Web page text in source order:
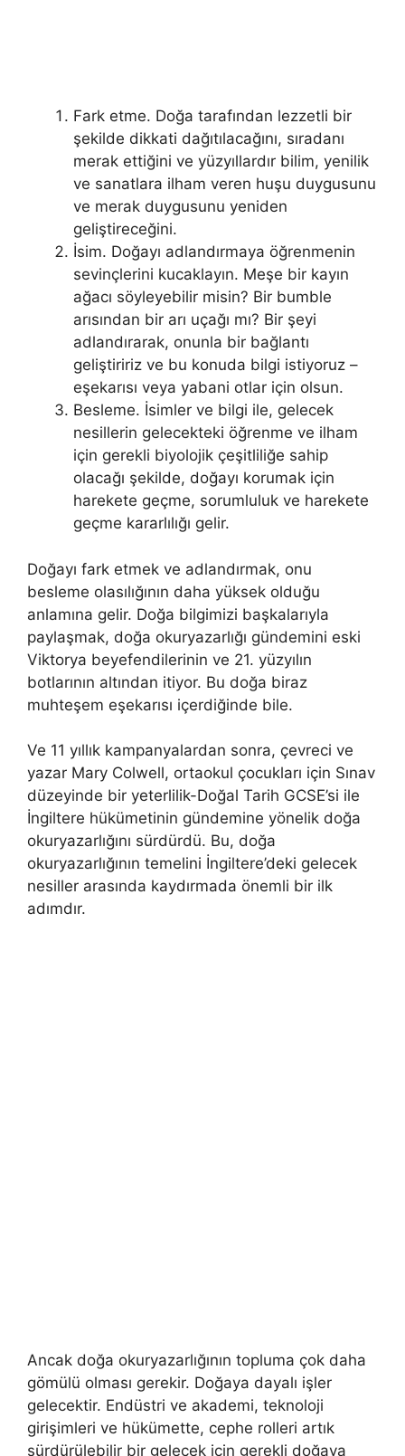
Fark etme. Doğa tarafından lezzetli bir
şekilde dikkati dağıtılacağını, sıradanı
merak ettiğini ve yüzyıllardır bilim, yenilik
ve sanatlara ilham veren huşu duygusunu
ve merak duygusunu yeniden
geliştireceğini.
İsim. Doğayı adlandırmaya öğrenmenin
sevinçlerini kucaklayın. Meşe bir kayın
ağacı söyleyebilir misin? Bir bumble
arısından bir arı uçağı mı? Bir şeyi
adlandırarak, onunla bir bağlantı
geliştiririz ve bu konuda bilgi istiyoruz –
eşekarısı veya yabani otlar için olsun.
Besleme. İsimler ve bilgi ile, gelecek
nesillerin gelecekteki öğrenme ve ilham
için gerekli biyolojik çeşitliliğe sahip
olacağı şekilde, doğayı korumak için
harekete geçme, sorumluluk ve harekete
geçme kararlılığı gelir.
Doğayı fark etmek ve adlandırmak, onu
besleme olasılığının daha yüksek olduğu
anlamına gelir. Doğa bilgimizi başkalarıyla
paylaşmak, doğa okuryazarlığı gündemini eski
Viktorya beyefendilerinin ve 21. yüzyılın
botlarının altından itiyor. Bu doğa biraz
muhteşem eşekarısı içerdiğinde bile.
Ve 11 yıllık kampanyalardan sonra, çevreci ve
yazar Mary Colwell, ortaokul çocukları için Sınav
düzeyinde bir yeterlilik-Doğal Tarih GCSE’si ile
İngiltere hükümetinin gündemine yönelik doğa
okuryazarlığını sürdürdü. Bu, doğa
okuryazarlığının temelini İngiltere’deki gelecek
nesiller arasında kaydırmada önemli bir ilk
adımdır.
Ancak doğa okuryazarlığının topluma çok daha
gömülü olması gerekir. Doğaya dayalı işler
gelecektir. Endüstri ve akademi, teknoloji
girişimleri ve hükümette, cephe rolleri artık
sürdürülebilir bir gelecek için gerekli doğaya